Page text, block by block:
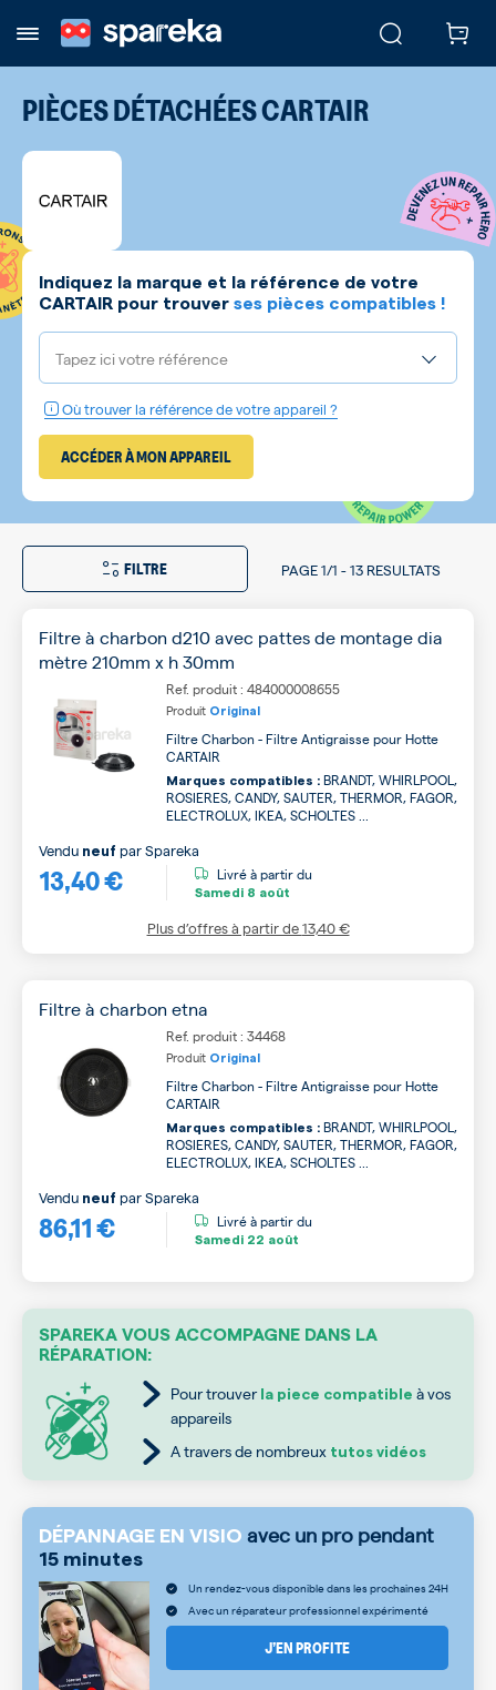
PIÈCES DÉTACHÉESCARTAIR
Indiquez la marque et la référence de votre
CARTAIR pour trouver ses pièces compatibles !
Tapez ici votre référence
Où trouver la référence de votre appareil ?
ACCÉDER À MON APPAREIL
FILTRE PAGE1/1 -13 RESULTATS
Filtre à charbon d210 avec pattes de montage dia
mètre 210mm x h 30mm
Ref. produit : 484000008655
Produit Original
Filtre Charbon - Filtre Antigraisse pour Hotte
CARTAIR
Marques compatibles : BRANDT, WHIRLPOOL,
ROSIERES, CANDY, SAUTER, THERMOR, FAGOR,
ELECTROLUX, IKEA, SCHOLTES ...
13,40 €
Vendu neuf parSpareka
Livré à partir du
Samedi 8 août
Plus d’offres à partir de13,40 €
Filtre à charbon etna
Ref. produit : 34468
Produit Original
Filtre Charbon - Filtre Antigraisse pour Hotte
CARTAIR
Marques compatibles : BRANDT, WHIRLPOOL,
ROSIERES, CANDY, SAUTER, THERMOR, FAGOR,
ELECTROLUX, IKEA, SCHOLTES ...
86,11 €
Vendu neuf parSpareka
Livré à partir du
Samedi 22 août
SPAREKA VOUS ACCOMPAGNE DANS LA
RÉPARATION:
Pour trouver la piece compatible à vos
appareils
A travers de nombreux tutos vidéos
DÉPANNAGE EN VISIO avec un pro pendant
15 minutes
Un rendez-vous disponible dans les prochaines 24H
Avec un réparateur professionnel expérimenté
J’EN PROFITE